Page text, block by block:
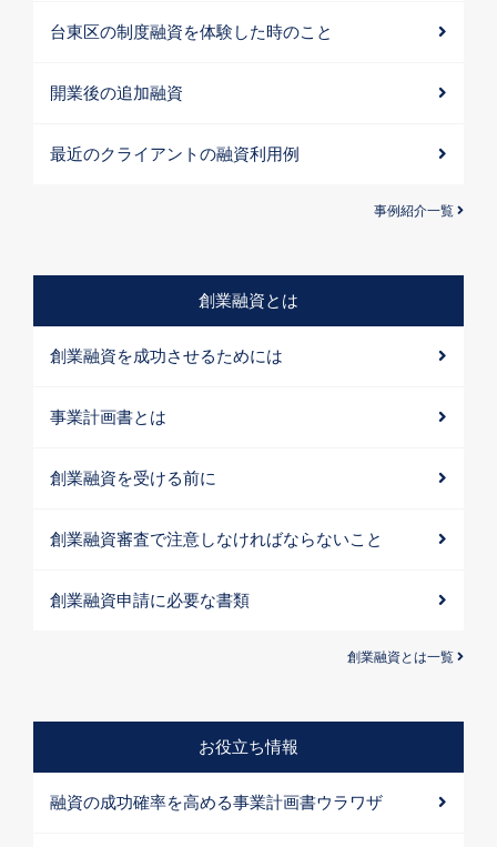
台東区の制度融資を体験した時のこと
開業後の追加融資
最近のクライアントの融資利用例
事例紹介一覧
創業融資とは
創業融資を成功させるためには
事業計画書とは
創業融資を受ける前に
創業融資審査で注意しなければならないこと
創業融資申請に必要な書類
創業融資とは一覧
お役立ち情報
融資の成功確率を高める事業計画書ウラワザ